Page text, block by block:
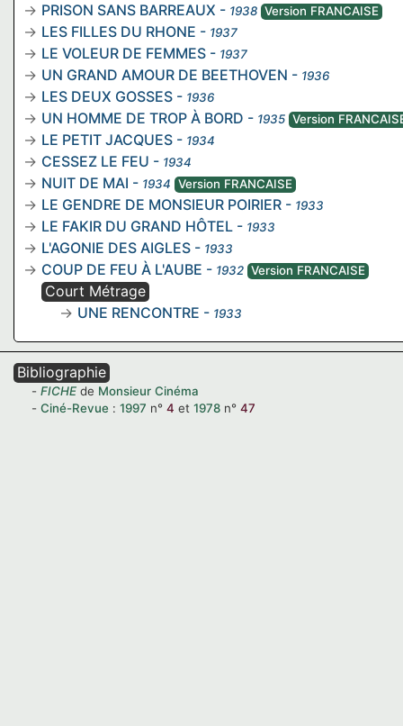
PRISON SANS BARREAUX - 1938 Version FRANCAISE
LES FILLES DU RHONE - 1937
LE VOLEUR DE FEMMES - 1937
UN GRAND AMOUR DE BEETHOVEN - 1936
LES DEUX GOSSES - 1936
UN HOMME DE TROP À BORD - 1935 Version
LE PETIT JACQUES - 1934
CESSEZ LE FEU - 1934
NUIT DE MAI - 1934 Version FRANCAISE
LE GENDRE DE MONSIEUR POIRIER - 1933
LE FAKIR DU GRAND HÔTEL - 1933
L'AGONIE DES AIGLES - 1933
COUP DE FEU À L'AUBE - 1932 Version FRANCAISE
Court Métrage
UNE RENCONTRE - 1933
Bibliographie
FICHE de Monsieur Cinéma
Ciné-Revue : 1997 n° 4 et 1978 n° 47